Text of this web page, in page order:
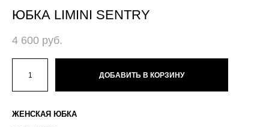
ЮБКА LIMINI SENTRY
4 600 pуб.
ДОБАВИТЬ В КОРЗИНУ
ЖЕНСКАЯ ЮБКА